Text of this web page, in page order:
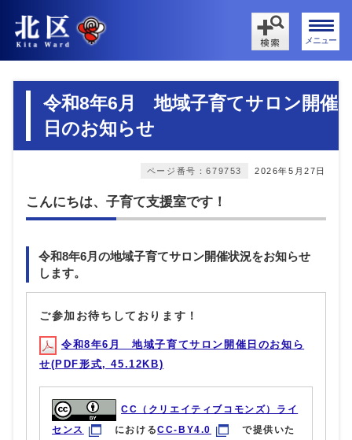
メニュー
令和8年6月 地域子育てサロン開催
日のお知らせ
2026年5月27日
ページ番号：679753
こんにちは、子育て支援室です！
令和8年6月の地域子育てサロン開催状況をお知らせ
します。
ご参加お待ちしております！
令和8年6月 地域子育てサロン開催日のお知ら
せ(PDF形式, 45.12KB)
CC（クリエイティブコモンズ）ライ
センス
におけるCC-BY4.0
で提供いた